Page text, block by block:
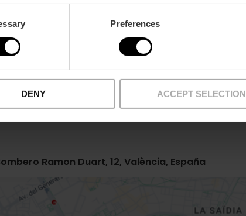
Preferences
DENY ACCEPT SELECTION
Metro
Ramon Duart, 12, València, España